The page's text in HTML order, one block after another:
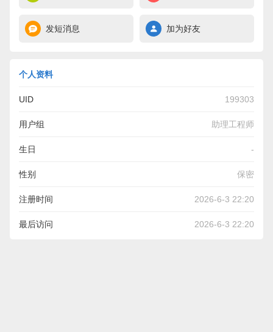
发短消息 加为好友
个人资料
UID 199303
用户组 助理工程师
生日 -
性别 保密
注册时间 2026-6-3 22:20
最后访问 2026-6-3 22:20